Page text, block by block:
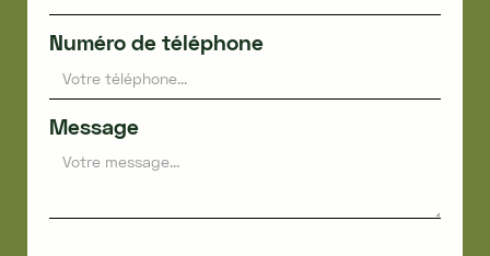
Numéro de téléphone
Message